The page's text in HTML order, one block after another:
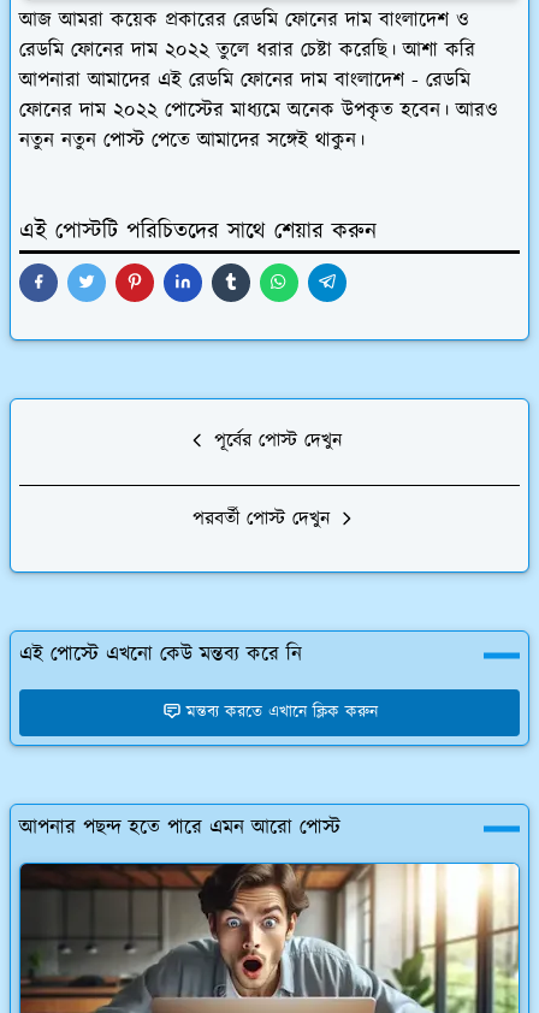
আজ আমরা কয়েক প্রকারের রেডমি ফোনের দাম বাংলাদেশ ও
রেডমি ফোনের দাম ২০২২ তুলে ধরার চেষ্টা করেছি। আশা করি
আপনারা আমাদের এই রেডমি ফোনের দাম বাংলাদেশ - রেডমি
ফোনের দাম ২০২২ পোস্টের মাধ্যমে অনেক উপকৃত হবেন। আরও
নতুন নতুন পোস্ট পেতে আমাদের সঙ্গেই থাকুন।
এই পোস্টটি পরিচিতদের সাথে শেয়ার করুন
পূর্বের পোস্ট দেখুন
পরবর্তী পোস্ট দেখুন
এই পোস্টে এখনো কেউ মন্তব্য করে নি
মন্তব্য করতে এখানে ক্লিক করুন
আপনার পছন্দ হতে পারে এমন আরো পোস্ট